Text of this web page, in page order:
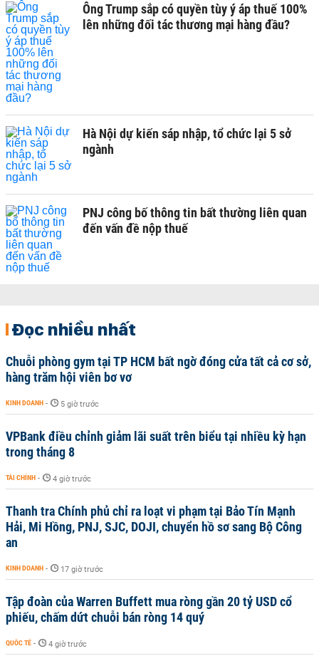
Ông Trump sắp có quyền tùy ý áp thuế 100%
lên những đối tác thương mại hàng đầu?
Hà Nội dự kiến sáp nhập, tổ chức lại 5 sở
ngành
PNJ công bố thông tin bất thường liên quan
đến vấn đề nộp thuế
Đọc nhiều nhất
Chuỗi phòng gym tại TP HCM bất ngờ đóng cửa tất cả cơ sở,
hàng trăm hội viên bơ vơ
KINH DOANH - 5 giờ trước
VPBank điều chỉnh giảm lãi suất trên biểu tại nhiều kỳ hạn
trong tháng 8
TÀI CHÍNH - 4 giờ trước
Thanh tra Chính phủ chỉ ra loạt vi phạm tại Bảo Tín Mạnh
Hải, Mi Hồng, PNJ, SJC, DOJI, chuyển hồ sơ sang Bộ Công
an
KINH DOANH - 17 giờ trước
Tập đoàn của Warren Buffett mua ròng gần 20 tỷ USD cổ
phiếu, chấm dứt chuỗi bán ròng 14 quý
QUỐC TẾ - 4 giờ trước